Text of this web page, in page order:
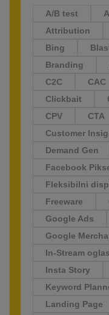
A/B test
Attribution
Bing
Branding
C2C
CAC
Clickbait
CPV
CTA
Customer
Demand Gen
Facebook
Fleksibilni
Freeware
Google Ads
Google
In-Stream
Insta Story
Keyword
Landing Page